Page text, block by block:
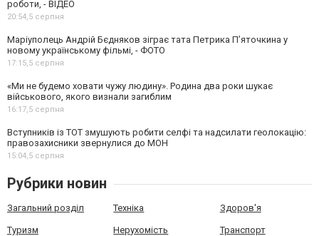
роботи, - ВІДЕО
20:54,5 серпня
Маріуполець Андрій Бєдняков зіграє тата Петрика П’яточкина у
новому українському фільмі, - ФОТО
17:15,5 серпня
«Ми не будемо ховати чужу людину». Родина два роки шукає
військового, якого визнали загиблим
16:17,5 серпня
Вступників із ТОТ змушують робити селфі та надсилати геолокацію:
правозахисники звернулися до МОН
15:04,5 серпня
Рубрики новин
Загальний розділ Техніка Здоров'я
Туризм Нерухомість Транспорт